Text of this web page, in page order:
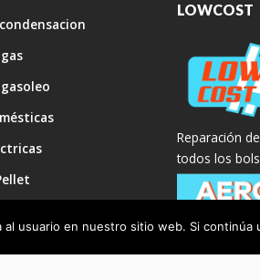
LOWCOST
Reparación
todos los
usuario en nuestro sitio web. Si